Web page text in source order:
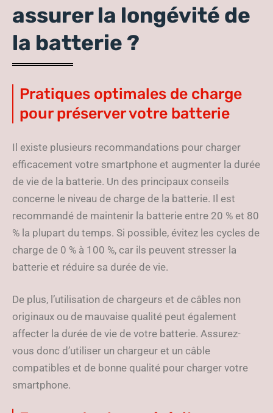
assurer la longévité de
la batterie ?
Pratiques optimales de charge
pour préserver votre batterie
Il existe plusieurs recommandations pour charger
efficacement votre smartphone et augmenter la durée
de vie de la batterie. Un des principaux conseils
concerne le niveau de charge de la batterie. Il est
recommandé de maintenir la batterie entre 20 % et 80
% la plupart du temps. Si possible, évitez les cycles de
charge de 0 % à 100 %, car ils peuvent stresser la
batterie et réduire sa durée de vie.
De plus, l’utilisation de chargeurs et de câbles non
originaux ou de mauvaise qualité peut également
affecter la durée de vie de votre batterie. Assurez-
vous donc d’utiliser un chargeur et un câble
compatibles et de bonne qualité pour charger votre
smartphone.